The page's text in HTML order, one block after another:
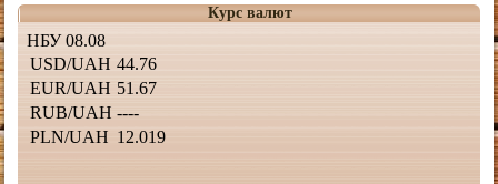
Курс валют